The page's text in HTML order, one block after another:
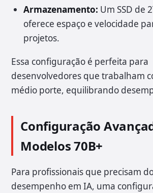
Armazenamento: Um SSD de
oferece espaço e velocidade
projetos.
Essa configuração é perfeita para
desenvolvedores que trabalham
médio porte, equilibrando
Configuração
Modelos 70B+
Para profissionais que precisam
desempenho em IA, uma